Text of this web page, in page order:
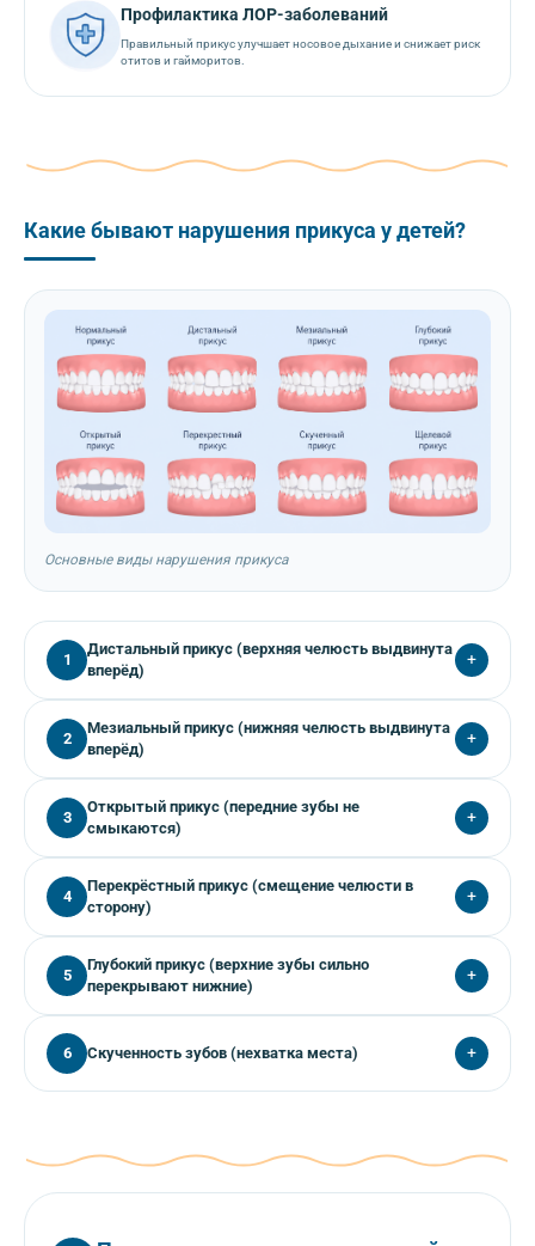
Профилактика ЛОР-заболеваний
Правильный прикус улучшает носовое дыхание и снижает риск
отитов и гайморитов.
Какие бывают нарушения прикуса у детей?
Основные виды нарушения прикуса
1
Дистальный прикус (верхняя челюсть выдвинута
вперёд)
+
Верхние зубы сильно перекрывают нижние. Причины:
ротовое дыхание, неправильная поза во сне (с
с помощью трейнеров, пластинок или элайнеров.
2
Мезиальный прикус (нижняя челюсть выдвинута
вперёд)
+
Нижние зубы перекрывают верхние. Часто носит
наследственный характер. Может потребоваться
челюстей.
3
Открытый прикус (передние зубы не
смыкаются)
+
Зубы смыкаются только в боковых отделах, между
передними остаётся щель. Причины: длительное
Корректируется трейнерами и элайнерами.
4
Перекрёстный прикус (смещение челюсти в
сторону)
+
Боковые зубы смыкаются неправильно, челюсть
визуально смещена. Причины: травмы, привычка
брекетами.
5
Глубокий прикус (верхние зубы сильно
перекрывают нижние)
+
Нижние резцы травмируют нёбо, вызывая воспаление
дёсен. Причины: недоразвитие нижней челюсти.
Корректируется пластинками, трейнерами или
6 Скученность зубов (нехватка места) +
наследственность. Лечится пластинками, элайнерами